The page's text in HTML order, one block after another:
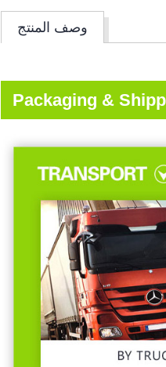
وصف المنتج
Packaging &